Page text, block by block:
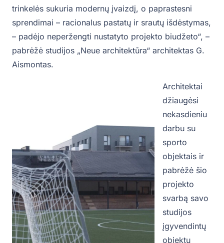
trinkelės sukuria modernų įvaizdį, o paprastesni
sprendimai – racionalus pastatų ir srautų išdėstymas,
– padėjo neperžengti nustatyto projekto biudžeto“, –
pabrėžė studijos „Neue architektūra“ architektas G.
Aismontas.
Architektai
džiaugėsi
nekasdieniu
darbu su
sporto
objektais ir
pabrėžė šio
projekto
svarbą savo
studijos
įgyvendintų
objektų